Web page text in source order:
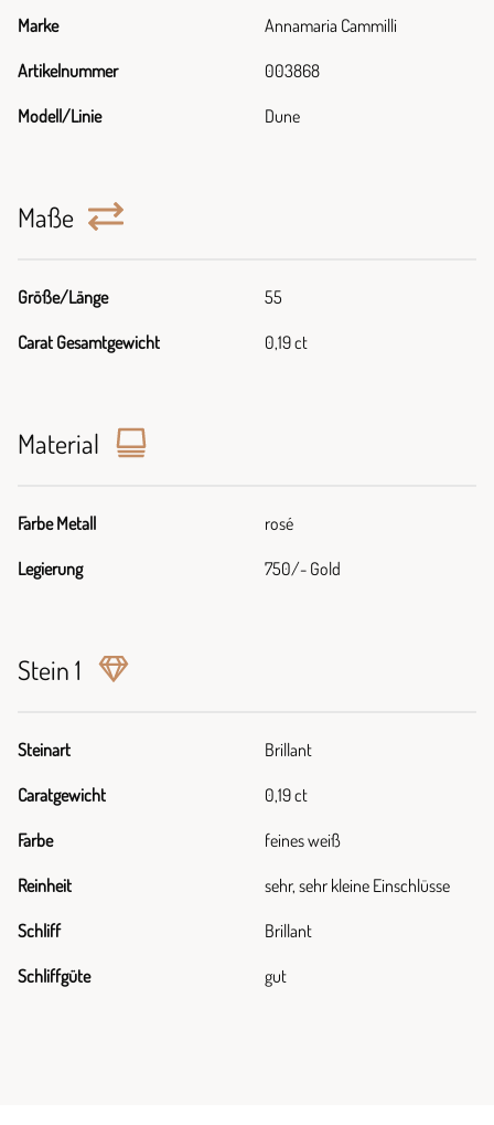
Marke Annamaria Cammilli
Artikelnummer 003868
Modell/Linie Dune
Maße
Größe/Länge 55
Carat Gesamtgewicht 0,19 ct
Material
Farbe Metall rosé
Legierung 750/- Gold
Stein 1
Steinart Brillant
Caratgewicht 0,19 ct
Farbe feines weiß
Reinheit sehr, sehr kleine Einschlüsse
Schliff Brillant
Schliffgüte gut